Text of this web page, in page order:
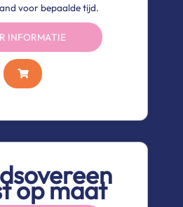
voor bepaalde tijd.
INFORMATIE
op maat